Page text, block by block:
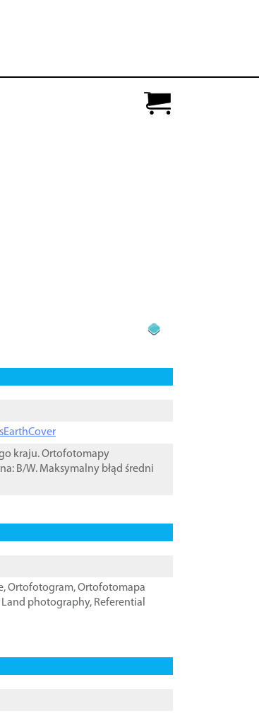
kraju. Ortofotomapy
B/W. Maksymalny błąd średni
,Ortofotogram,Ortofotomapa
Land photography, Referential